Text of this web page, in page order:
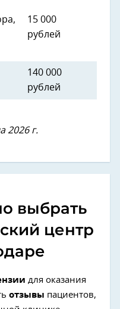
15 000
рублей
140 000
рублей
2026 г.
выбрать
центр
для оказания
отзывы пациентов,